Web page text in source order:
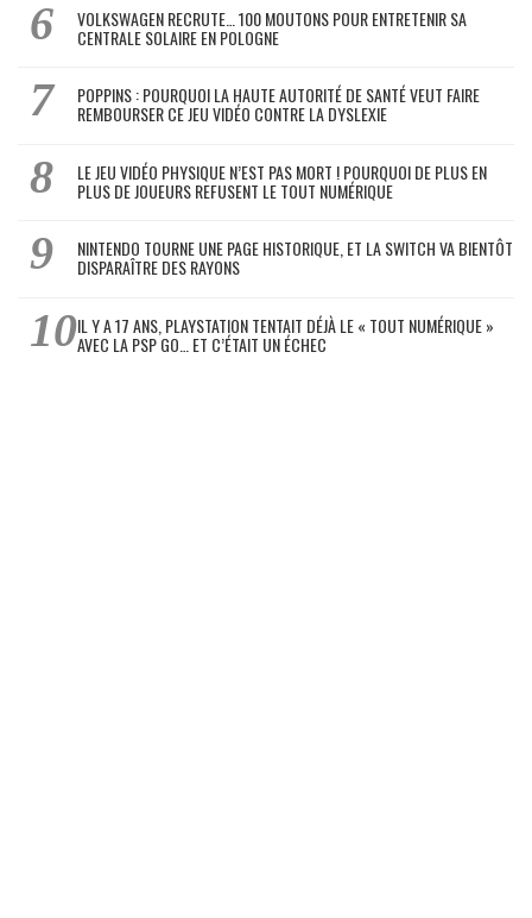
VOLKSWAGEN RECRUTE… 100 MOUTONS POUR ENTRETENIR SA
CENTRALE SOLAIRE EN POLOGNE
POPPINS : POURQUOI LA HAUTE AUTORITÉ DE SANTÉ VEUT FAIRE
REMBOURSER CE JEU VIDÉO CONTRE LA DYSLEXIE
LE JEU VIDÉO PHYSIQUE N’EST PAS MORT ! POURQUOI DE PLUS EN
PLUS DE JOUEURS REFUSENT LE TOUT NUMÉRIQUE
NINTENDO TOURNE UNE PAGE HISTORIQUE, ET LA SWITCH VA BIENTÔT
DISPARAÎTRE DES RAYONS
IL Y A 17 ANS, PLAYSTATION TENTAIT DÉJÀ LE « TOUT NUMÉRIQUE »
AVEC LA PSP GO… ET C’ÉTAIT UN ÉCHEC